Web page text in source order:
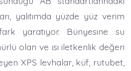
yalıtımda yüzde yüz verim
yaratıyor. Bünyesine su
olan ve ısı iletkenlik değeri
XPS levhalar, küf, rutubet,